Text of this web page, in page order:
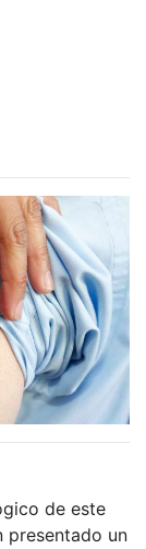
de este
presentado un